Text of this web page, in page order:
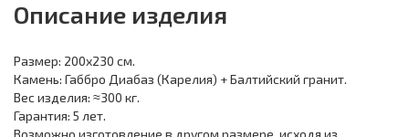
Описание изделия
Размер: 200х230 см.
Камень: Габбро Диабаз (Карелия) + Балтийский гранит.
Вес изделия: ≈300 кг.
Гарантия: 5 лет.
Возможно изготовление в другом размере, исходя из